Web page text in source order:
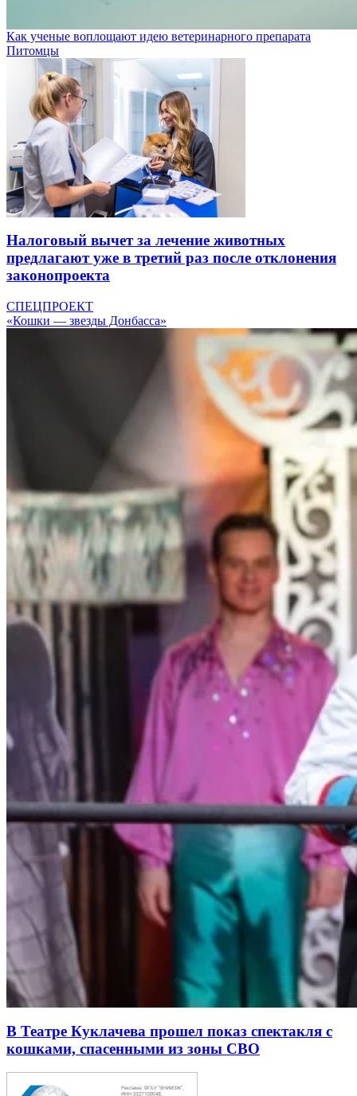
Как ученые воплощают идею ветеринарного препарата
Питомцы
Налоговый вычет за лечение животных
предлагают уже в третий раз после отклонения
законопроекта
СПЕЦПРОЕКТ
«Кошки — звезды Донбасса»
В Театре Куклачева прошел показ спектакля с
кошками, спасенными из зоны СВО